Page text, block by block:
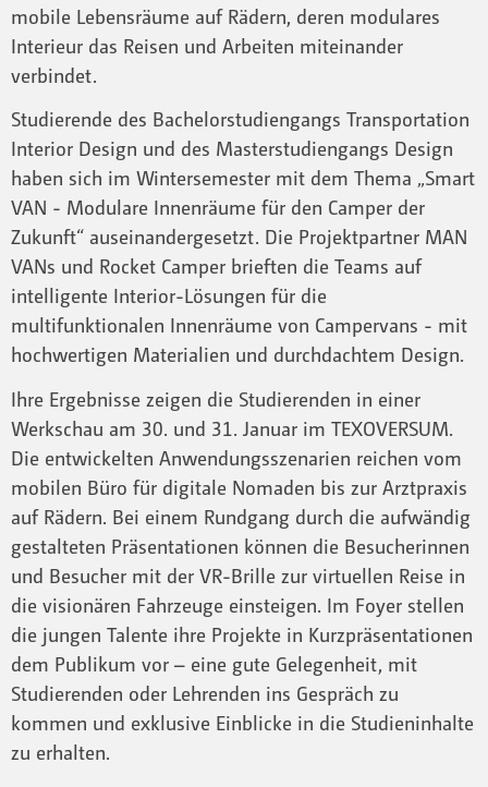
mobile Lebensräume auf Rädern, deren modulares
Interieur das Reisen und Arbeiten miteinander
verbindet.
Studierende des Bachelorstudiengangs Transportation
Interior Design und des Masterstudiengangs Design
haben sich im Wintersemester mit dem Thema „Smart
VAN - Modulare Innenräume für den Camper der
Zukunft“ auseinandergesetzt. Die Projektpartner MAN
VANs und Rocket Camper brieften die Teams auf
intelligente Interior-Lösungen für die
multifunktionalen Innenräume von Campervans - mit
hochwertigen Materialien und durchdachtem Design.
Ihre Ergebnisse zeigen die Studierenden in einer
Werkschau am 30. und 31. Januar im TEXOVERSUM.
Die entwickelten Anwendungsszenarien reichen vom
mobilen Büro für digitale Nomaden bis zur Arztpraxis
auf Rädern. Bei einem Rundgang durch die aufwändig
gestalteten Präsentationen können die Besucherinnen
und Besucher mit der VR-Brille zur virtuellen Reise in
die visionären Fahrzeuge einsteigen. Im Foyer stellen
die jungen Talente ihre Projekte in Kurzpräsentationen
dem Publikum vor – eine gute Gelegenheit, mit
Studierenden oder Lehrenden ins Gespräch zu
kommen und exklusive Einblicke in die Studieninhalte
zu erhalten.